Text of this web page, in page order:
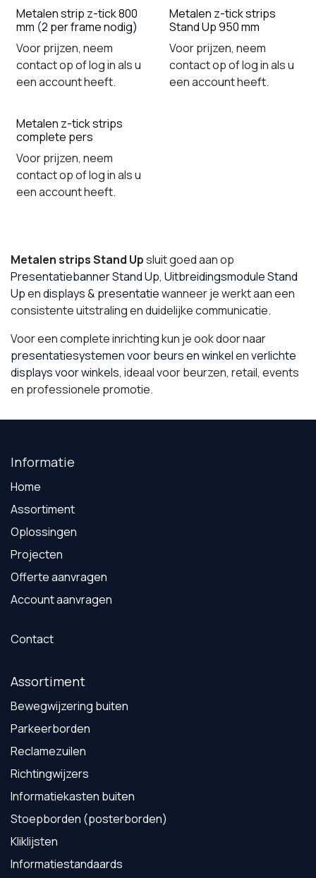
Metalen strip z-tick 800
mm (2 per frame nodig)
Voor prijzen, neem
contact op of log in als u
een account heeft.
Metalen z-tick strips
Stand Up 950 mm
Voor prijzen, neem
contact op of log in als u
een account heeft.
Metalen z-tick strips
complete pers
Voor prijzen, neem
contact op of log in als u
een account heeft.
Metalen strips Stand Upsluit goed aan op
Presentatiebanner Stand Up, Uitbreidingsmodule Stand
Upendisplays & presentatiewanneer je werkt aan een
consistente uitstraling en duidelijke communicatie.
Voor een complete inrichting kun je ook door naar
presentatiesystemen voor beurs en winkelenverlichte
displays voor winkels, ideaal voor beurzen, retail, events
en professionele promotie.
Informatie
Home
Assortiment
Oplossingen
Projecten
Offerte aanvragen
Account aanvragen
Contact
Assortiment
Bewegwijzering buiten
Parkeerborden
Reclamezuilen
Richtingwijzers
Informatiekasten buiten
Stoepborden (posterborden)
Kliklijsten
Informatiestandaards